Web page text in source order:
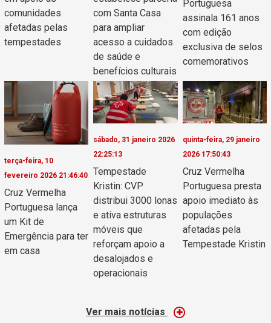
comunidades
afetadas pelas
tempestades
com Santa Casa
para ampliar
acesso a cuidados
de saúde e
benefícios culturais
Portuguesa
assinala 161 anos
com edição
exclusiva de selos
comemorativos
terça-feira, 10
fevereiro 2026 21:46:40
Cruz Vermelha
Portuguesa lança
um Kit de
Emergência para ter
em casa
sábado, 31 janeiro 2026
22:25:13
Tempestade
Kristin: CVP
distribui 3000 lonas
e ativa estruturas
móveis que
reforçam apoio a
desalojados e
operacionais
quinta-feira, 29 janeiro
2026 17:50:43
Cruz Vermelha
Portuguesa presta
apoio imediato às
populações
afetadas pela
Tempestade Kristin
Ver mais notícias